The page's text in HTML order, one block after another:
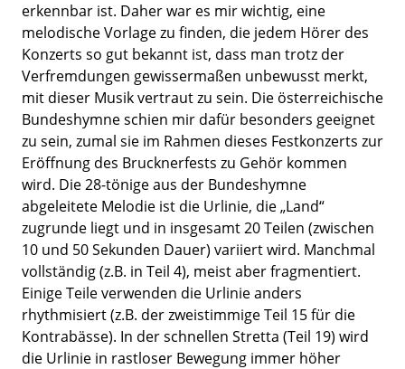
erkennbar ist. Daher war es mir wichtig, eine
melodische Vorlage zu finden, die jedem Hörer des
Konzerts so gut bekannt ist, dass man trotz der
Verfremdungen gewissermaßen unbewusst merkt,
mit dieser Musik vertraut zu sein. Die österreichische
Bundeshymne schien mir dafür besonders geeignet
zu sein, zumal sie im Rahmen dieses Festkonzerts zur
Eröffnung des Brucknerfests zu Gehör kommen
wird. Die 28-tönige aus der Bundeshymne
abgeleitete Melodie ist die Urlinie, die „Land“
zugrunde liegt und in insgesamt 20 Teilen (zwischen
10 und 50 Sekunden Dauer) variiert wird. Manchmal
vollständig (z.B. in Teil 4), meist aber fragmentiert.
Einige Teile verwenden die Urlinie anders
rhythmisiert (z.B. der zweistimmige Teil 15 für die
Kontrabässe). In der schnellen Stretta (Teil 19) wird
die Urlinie in rastloser Bewegung immer höher